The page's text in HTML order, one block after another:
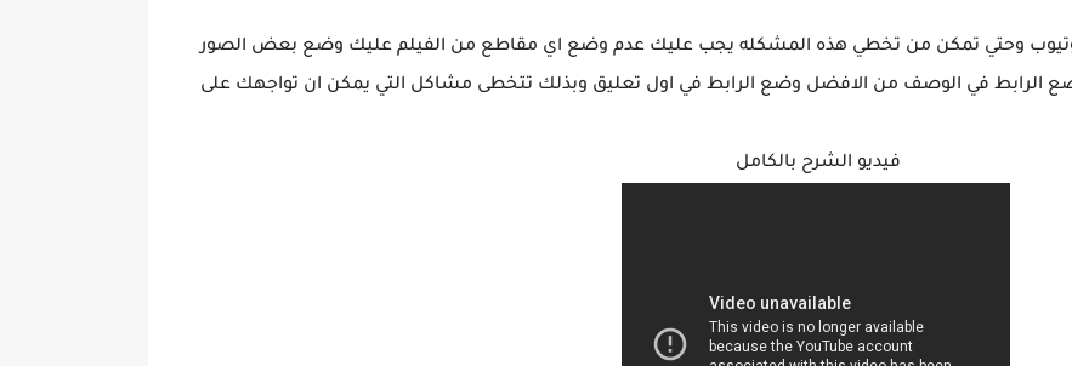
وحتي تمكن من تخطي هذه المشكله يجب عليك عدم وضع اي مقاطع من الفيلم عليك وضع بعض الصور
الرابط في الوصف من الافضل وضع الرابط في اول تعليق وبذلك تتخطى مشاكل التي يمكن ان تواجهك على
فيديو الشرح بالكامل